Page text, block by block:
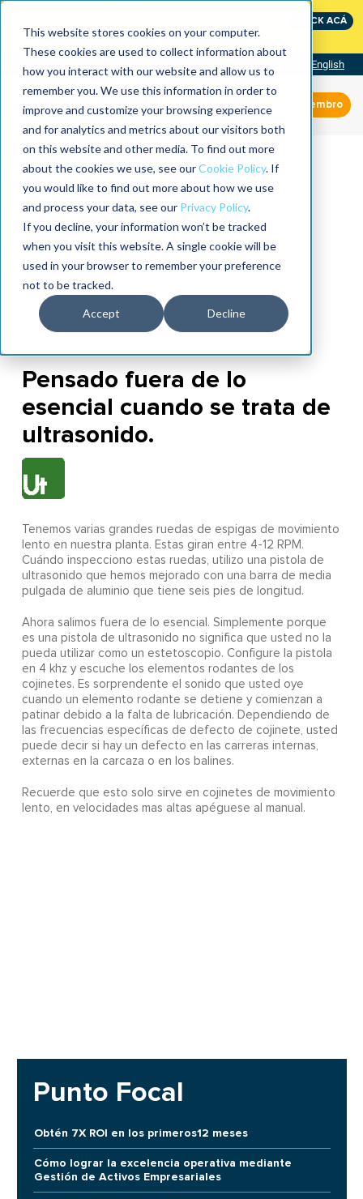
This website stores cookies on your computer.
These cookies are used to collect information about
how you interact with our website and allow us to
remember you. We use this information in order to
improve and customize your browsing experience
and for analytics and metrics about our visitors both
on this website and other media. To find out more
about the cookies we use, see ourCookie Policy. If
you would like to find out more about how we use
and process your data, see our Privacy Policy.
If you decline, your information won’t be tracked
when you visit this website. A single cookie will be
used in your browser to remember your preference
not to be tracked.
Accept Decline
The Speed of Reliability
CLICK ACÁ
English
Miembro
Pensado fuera de lo
esencial cuando se trata de
ultrasonido.
Tenemos varias grandes ruedas de espigas de movimiento
lento en nuestra planta. Estas giran entre 4-12 RPM.
Cuándo inspecciono estas ruedas, utilizo una pistola de
ultrasonido que hemos mejorado con una barra de media
pulgada de aluminio que tiene seis pies de longitud.
Ahora salimos fuera de lo esencial. Simplemente porque
es una pistola de ultrasonido no significa que usted no la
pueda utilizar como un estetoscopio. Configure la pistola
en 4 khz y escuche los elementos rodantes de los
cojinetes. Es sorprendente el sonido que usted oye
cuando un elemento rodante se detiene y comienzan a
patinar debido a la falta de lubricación. Dependiendo de
las frecuencias específicas de defecto de cojinete, usted
puede decir si hay un defecto en las carreras internas,
externas en la carcaza o en los balines.
Recuerde que esto solo sirve en cojinetes de movimiento
lento, en velocidades mas altas apéguese al manual.
Punto Focal
Obtén 7X ROI en los primeros12 meses
Cómo lograr la excelencia operativa mediante
Gestión de Activos Empresariales